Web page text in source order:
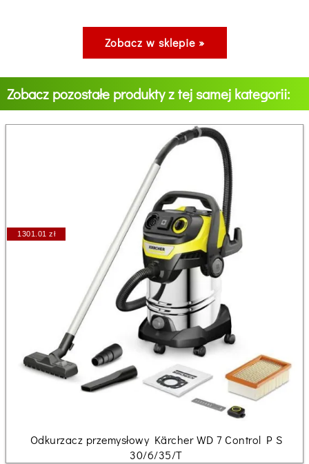
Zobacz w sklepie »
Zobacz pozostałe produkty z tej samej kategorii:
1301.01 zł
Odkurzacz przemysłowy Kärcher WD 7 Control P S
30/6/35/T